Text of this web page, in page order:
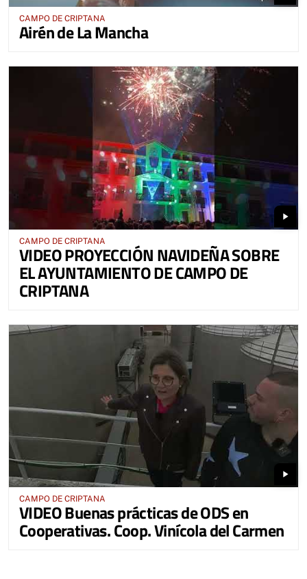
CAMPO DE CRIPTANA
Airén de La Mancha
play_arrow
CAMPO DE CRIPTANA
VIDEO PROYECCIÓN NAVIDEÑA SOBRE
EL AYUNTAMIENTO DE CAMPO DE
CRIPTANA
play_arrow
CAMPO DE CRIPTANA
VIDEO Buenas prácticas de ODS en
Cooperativas. Coop. Vinícola del Carmen